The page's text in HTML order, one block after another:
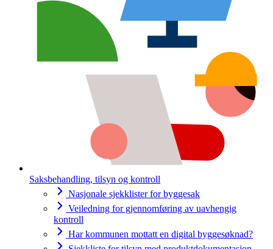
Saksbehandling, tilsyn og kontroll
Nasjonale sjekklister for byggesak
Veiledning for gjennomføring av uavhengig
kontroll
Har kommunen mottatt en digital byggesøknad?